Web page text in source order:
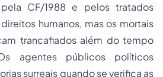
CF/1988 e pelos tratados
humanos, mas os mortais
trancafiados além do tempo
agentes públicos políticos
surreais quando se verifica as